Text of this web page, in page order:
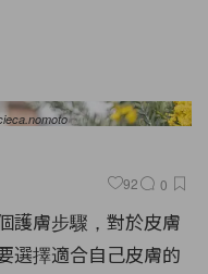
92 0
護膚步驟，對於皮膚
選擇適合自己皮膚的